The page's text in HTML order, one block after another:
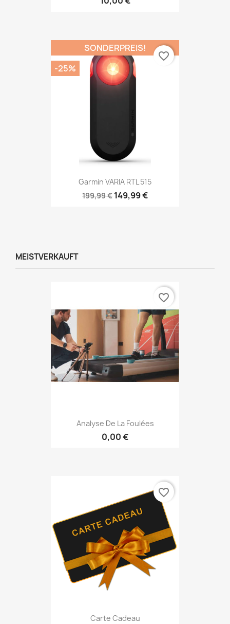
Garmin VARIA RTL 515
199,99 € 149,99 €
SONDERPREIS!
-25%
favorite_border
MEISTVERKAUFT
Analyse De La Foulées
0,00 €
favorite_border
Carte Cadeau
favorite_border